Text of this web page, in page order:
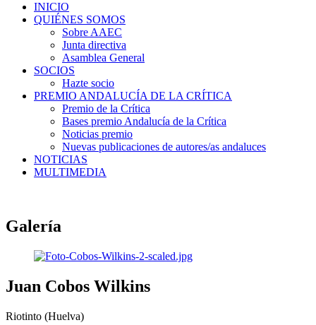
INICIO
QUIÉNES SOMOS
Sobre AAEC
Junta directiva
Asamblea General
SOCIOS
Hazte socio
PREMIO ANDALUCÍA DE LA CRÍTICA
Premio de la Crítica
Bases premio Andalucía de la Crítica
Noticias premio
Nuevas publicaciones de autores/as andaluces
NOTICIAS
MULTIMEDIA
Galería
Juan Cobos Wilkins
Riotinto (Huelva)